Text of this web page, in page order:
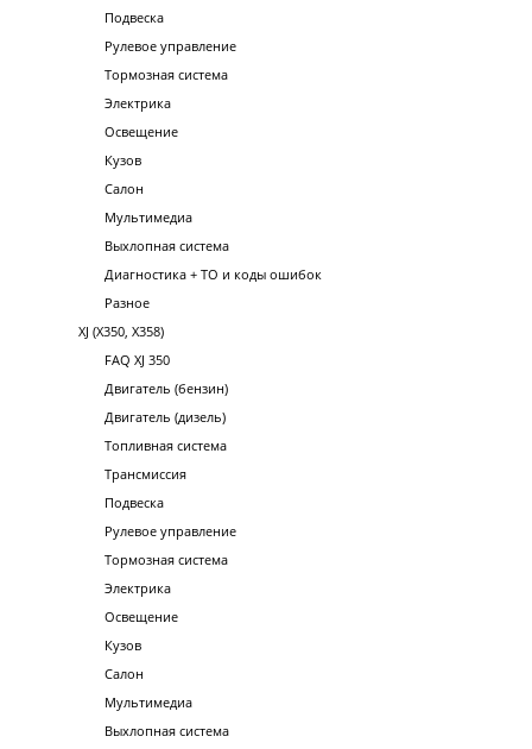
Подвеска
Рулевое управление
Тормозная система
Электрика
Освещение
Кузов
Салон
Мультимедиа
Выхлопная система
Диагностика + ТО и коды ошибок
Разное
XJ (X350, X358)
FAQ XJ 350
Двигатель (бензин)
Двигатель (дизель)
Топливная система
Трансмиссия
Подвеска
Рулевое управление
Тормозная система
Электрика
Освещение
Кузов
Салон
Мультимедиа
Выхлопная система